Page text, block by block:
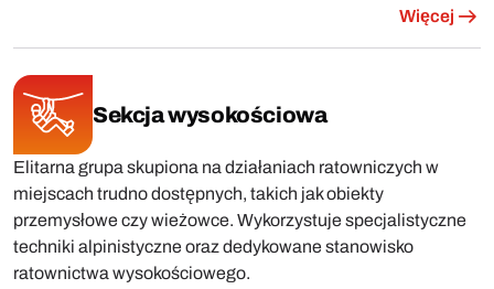
Więcej
Sekcja wysokościowa
Elitarna grupa skupiona na działaniach ratowniczych w
miejscach trudno dostępnych, takich jak obiekty
przemysłowe czy wieżowce. Wykorzystuje specjalistyczne
techniki alpinistyczne oraz dedykowane stanowisko
ratownictwa wysokościowego.